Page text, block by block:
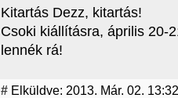
Kitartás Dezz, kitartás!
Csoki kiállításra, április 20-
lennék rá!
# Elküldve: 2013. Már. 02. 13:32